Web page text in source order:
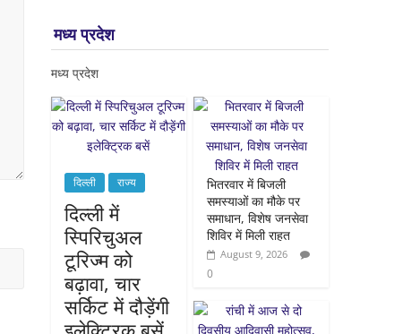
मध्य प्रदेश
मध्य प्रदेश
दिल्ली राज्य
दिल्ली में
स्पिरिचुअल
टूरिज्म को
बढ़ावा, चार
सर्किट में दौड़ेंगी
भितरवार में बिजली
समस्याओं का मौके पर
समाधान, विशेष जनसेवा
शिविर में मिली राहत
August 9, 2026
0